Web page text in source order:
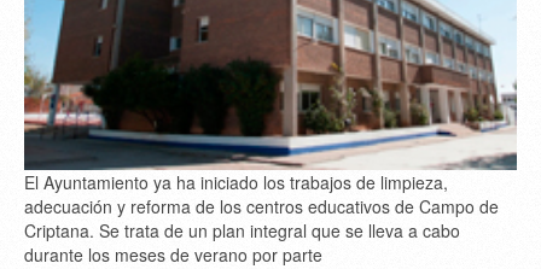
El Ayuntamiento ya ha iniciado los trabajos de limpieza,
adecuación y reforma de los centros educativos de Campo de
Criptana. Se trata de un plan integral que se lleva a cabo
durante los meses de verano por parte